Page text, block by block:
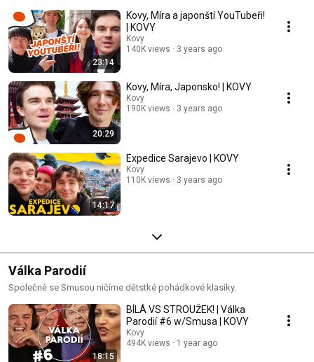
23:14
Kovy, Míra a japonští YouTubeři!
| KOVY
Kovy
140K views
3 years ago
20:29
Kovy, Míra, Japonsko! | KOVY
Kovy
190K views
3 years ago
14:17
Expedice Sarajevo | KOVY
Kovy
110K views
3 years ago
Válka Parodií
Společně se Smusou ničíme dětstké pohádkové klasiky.
18:15
BÍLÁ VS STROUŽEK! | Válka
Parodií #6 w/Smusa | KOVY
Kovy
494K views
1 year ago